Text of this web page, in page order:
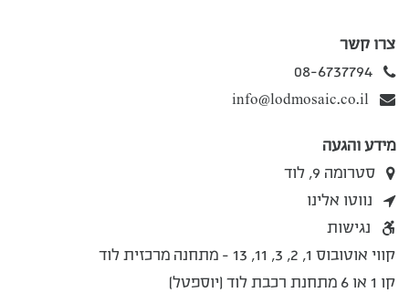
צרו קשר
08-6737794
info@lodmosaic.co.il
מידע והגעה
סטרומה 9, לוד
נווטו אלינו
נגישות
קווי אוטובוס 1, 2, 3, 11, 13 - מתחנה מרכזית לוד
קו 1 או 6 מתחנת רכבת לוד (יוספטל)